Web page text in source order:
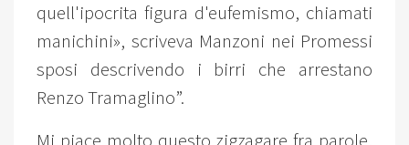
quell'ipocrita figura d'eufemismo, chiamati
manichini», scriveva Manzoni nei Promessi
sposi descrivendo i birri che arrestano
Renzo Tramaglino”.